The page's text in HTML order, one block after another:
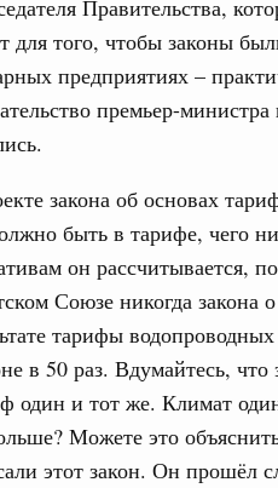
Правительства,
для того, чтобы законы
предприятиях –
премьер-
закона об основах
быть в тарифе, чего
он рассчитывается,
Союзе никогда закона
тарифы
в 50 раз. Вдумайтесь,
один и тот же. Климат
Можете это
этот закон. Он прошёл